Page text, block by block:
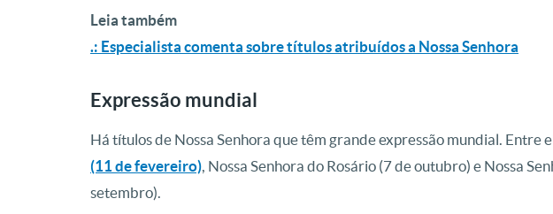
Leia também
.: Especialista comenta sobre títulos atribuídos a Nossa Senhora
Expressão mundial
Há títulos de Nossa Senhora que têm grande expressão mundial. Entre
(11 de fevereiro), Nossa Senhora do Rosário (7 de outubro) e Nossa
setembro).